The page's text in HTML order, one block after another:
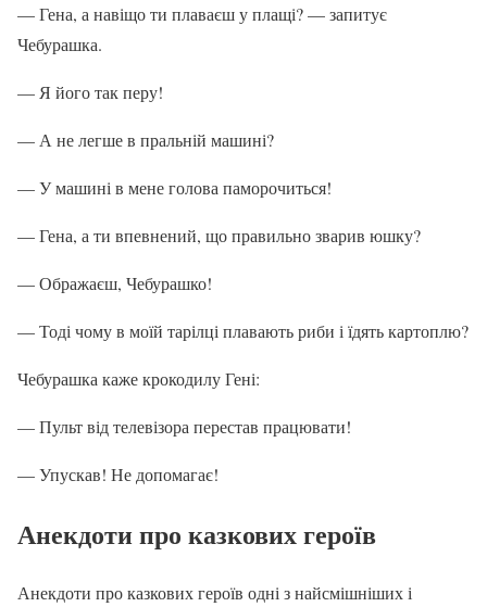
— Гена, а навіщо ти плаваєш у плащі? — запитує
Чебурашка.
— Я його так перу!
— А не легше в пральній машині?
— У машині в мене голова паморочиться!
— Гена, а ти впевнений, що правильно зварив юшку?
— Ображаєш, Чебурашко!
— Тоді чому в моїй тарілці плавають риби і їдять картоплю?
Чебурашка каже крокодилу Гені:
— Пульт від телевізора перестав працювати!
— Упускав! Не допомагає!
Анекдоти про казкових героїв
Анекдоти про казкових героїв одні з найсмішніших і